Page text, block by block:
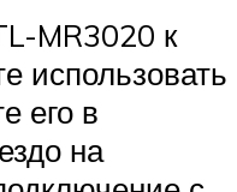
MR3020 к
использовать
его в
на